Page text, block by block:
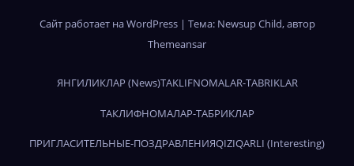
Сайт работает на WordPress | Тема: Newsup Child, автор
Themeansar
ЯНГИЛИКЛАР (News)TAKLIFNOMALAR-TABRIKLAR
ТАКЛИФНОМАЛАР-ТАБРИКЛАР
ПРИГЛАСИТЕЛЬНЫЕ-ПОЗДРАВЛЕНИЯQIZIQARLI (Interesting)